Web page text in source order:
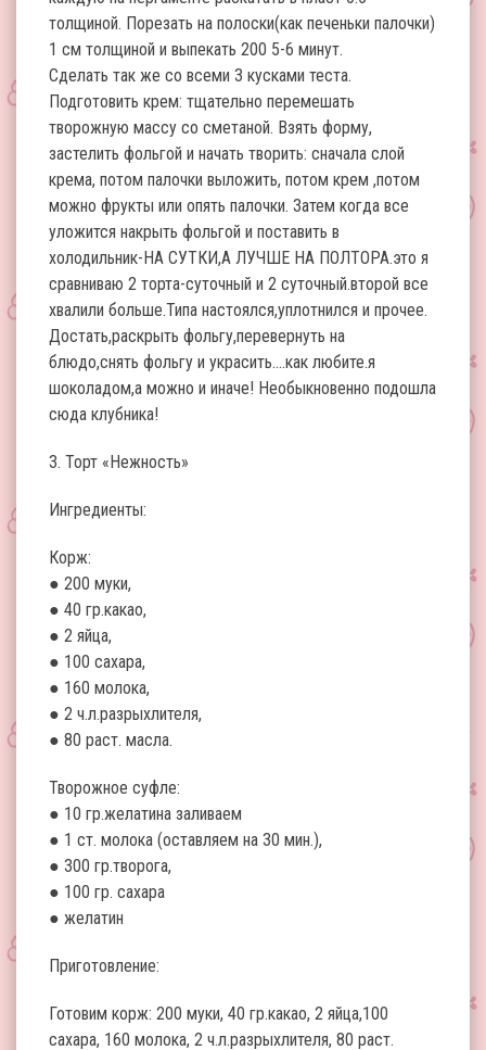
толщиной. Порезать на полоски(как печеньки палочки)
1 см толщиной и выпекать 200 5-6 минут.
Сделать так же со всеми 3 кусками теста.
Подготовить крем: тщательно перемешать
творожную массу со сметаной. Взять форму,
застелить фольгой и начать творить: сначала слой
крема, потом палочки выложить, потом крем ,потом
можно фрукты или опять палочки. Затем когда все
уложится накрыть фольгой и поставить в
холодильник-НА СУТКИ,А ЛУЧШЕ НА ПОЛТОРА.это я
сравниваю 2 торта-суточный и 2 суточный.второй все
хвалили больше.Типа настоялся,уплотнился и прочее.
Достать,раскрыть фольгу,перевернуть на
блюдо,снять фольгу и украсить….как любите.я
шоколадом,а можно и иначе! Необыкновенно подошла
сюда клубника!
3. Торт «Нежность»
Ингредиенты:
Корж:
● 200 муки,
● 40 гр.какао,
● 2 яйца,
● 100 сахара,
● 160 молока,
● 2 ч.л.разрыхлителя,
● 80 раст. масла.
Творожное суфле:
● 10 гр.желатина заливаем
● 1 ст. молока (оставляем на 30 мин.),
● 300 гр.творога,
● 100 гр. сахара
● желатин
Приготовление:
Готовим корж: 200 муки, 40 гр.какао, 2 яйца,100
сахара, 160 молока, 2 ч.л.разрыхлителя, 80 раст.